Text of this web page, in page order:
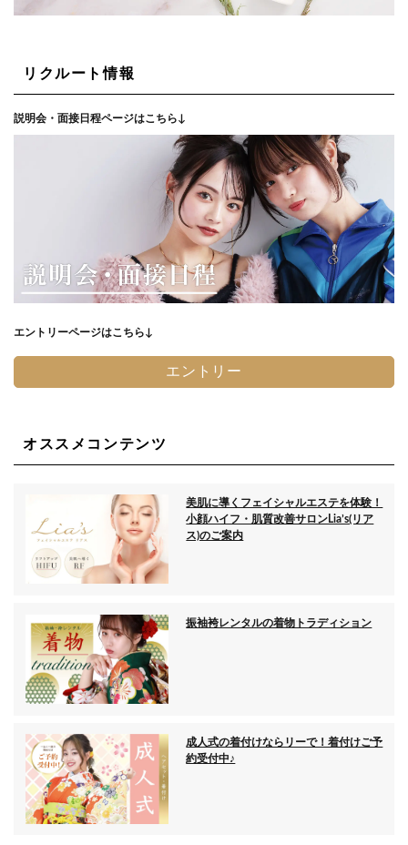
リクルート情報
説明会・面接日程ページはこちら↓
エントリーページはこちら↓
エントリー
オススメコンテンツ
美肌に導くフェイシャルエステを体験！
小顔ハイフ・肌質改善サロンLia’s(リア
ス)のご案内
振袖袴レンタルの着物トラディション
成人式の着付けならリーで！着付けご予
約受付中♪